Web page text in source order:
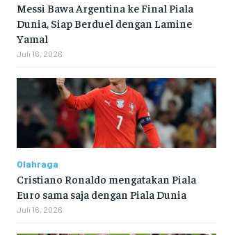
Messi Bawa Argentina ke Final Piala
Dunia, Siap Berduel dengan Lamine
Yamal
Juli 16, 2026
Olahraga
Cristiano Ronaldo mengatakan Piala
Euro sama saja dengan Piala Dunia
Juli 16, 2026